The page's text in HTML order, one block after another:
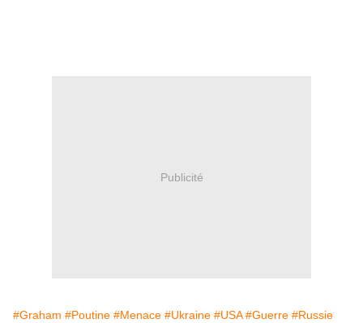
Publicité
#Graham #Poutine #Menace #Ukraine #USA #Guerre #Russie